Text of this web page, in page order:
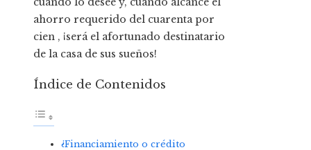
ahorro requerido del cuarenta por
cien , ¡será el afortunado destinatario
de la casa de sus sueños!
Índice de Contenidos
¿Financiamiento o crédito